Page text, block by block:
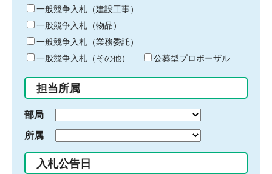
キ
ー
ワ
ー
ド
入
力
一般競争入札（建設工事）
一般競争入札（物品）
一般競争入札（業務委託）
一般競争入札（その他）
公募型プロポーザル
担当所属
部局
所属
入札公告日